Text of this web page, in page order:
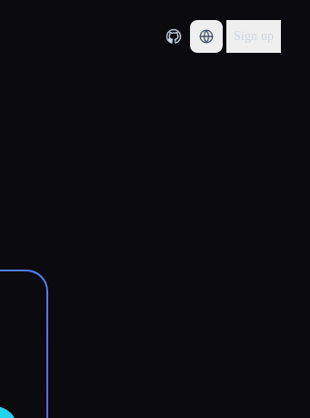
Sign up